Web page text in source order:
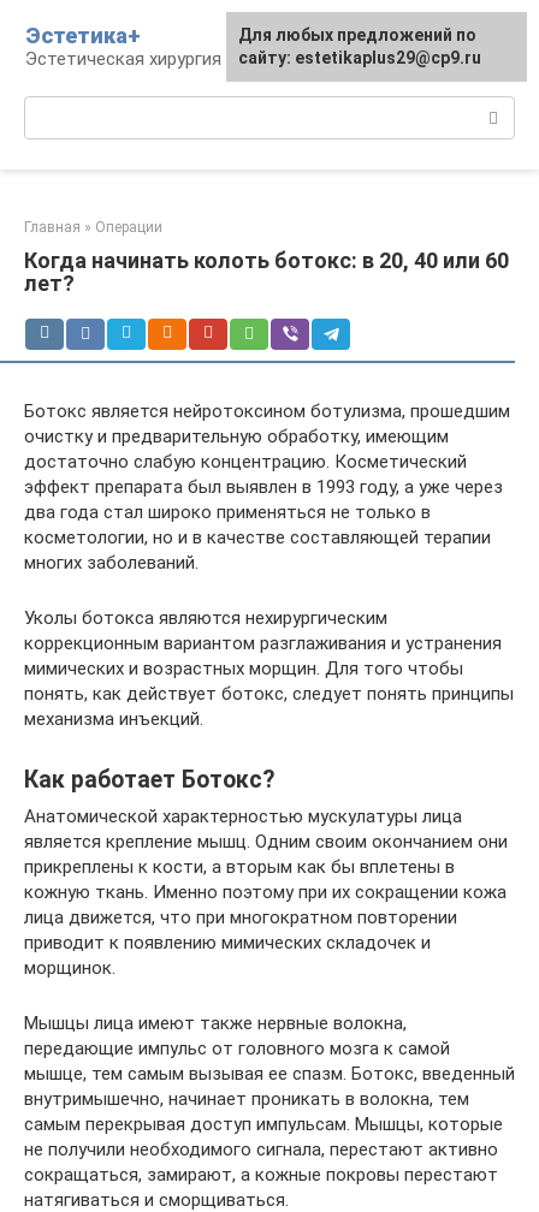
контенту
Эстетика+
Эстетическая хирургия и косметология
Главная » Операции
Когда начинать колоть ботокс: в 20, 40 или 60
лет?
Ботокс является нейротоксином ботулизма, прошедшим
очистку и предварительную обработку, имеющим
достаточно слабую концентрацию. Косметический
эффект препарата был выявлен в 1993 году, а уже через
два года стал широко применяться не только в
косметологии, но и в качестве составляющей терапии
многих заболеваний.
Уколы ботокса являются нехирургическим
коррекционным вариантом разглаживания и устранения
мимических и возрастных морщин. Для того чтобы
понять, как действует ботокс, следует понять принципы
механизма инъекций.
Как работает Ботокс?
Анатомической характерностью мускулатуры лица
является крепление мышц. Одним своим окончанием они
прикреплены к кости, а вторым как бы вплетены в
кожную ткань. Именно поэтому при их сокращении кожа
лица движется, что при многократном повторении
приводит к появлению мимических складочек и
морщинок.
Мышцы лица имеют также нервные волокна,
передающие импульс от головного мозга к самой
мышце, тем самым вызывая ее спазм. Ботокс, введенный
внутримышечно, начинает проникать в волокна, тем
самым перекрывая доступ импульсам. Мышцы, которые
не получили необходимого сигнала, перестают активно
сокращаться, замирают, а кожные покровы перестают
натягиваться и сморщиваться.
Для любых предложений по
сайту: estetikaplus29@cp9.ru